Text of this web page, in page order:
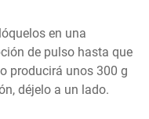
en una
de pulso hasta que
producirá unos 300 g
déjelo a un lado.